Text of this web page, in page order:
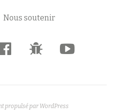
Nous soutenir
fa-
fa-
propulsé par WordPress